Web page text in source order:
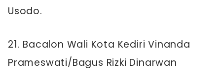
Usodo.
21. Bacalon Wali Kota Kediri Vinanda
Prameswati/Bagus Rizki Dinarwan